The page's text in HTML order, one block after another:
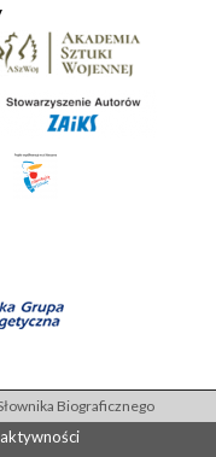
Biograficznego
aktywności